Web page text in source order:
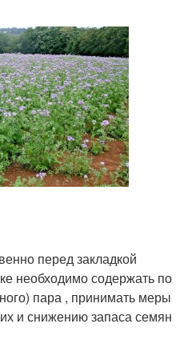
перед закладкой
необходимо содержать по
пара , принимать меры
и снижению запаса семян